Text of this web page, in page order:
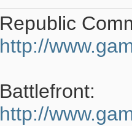
Republic
http://
Battlefront:
http://